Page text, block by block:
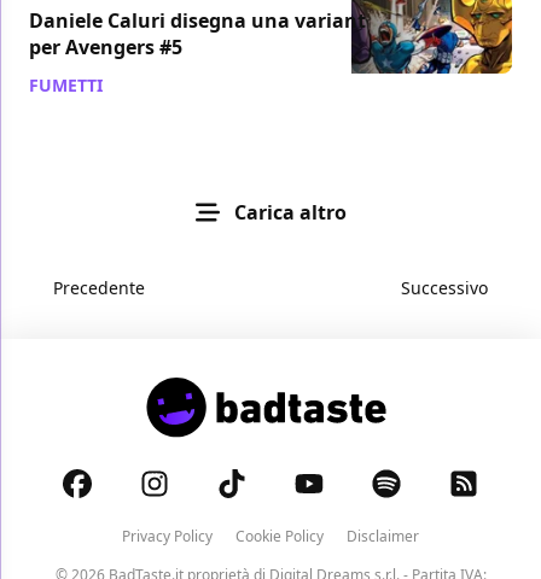
Daniele Caluri disegna una variant
per Avengers #5
FUMETTI
Carica altro
Precedente Successivo
Privacy Policy Cookie Policy
Disclaimer
© 2026 BadTaste.it proprietà di Digital Dreams s.r.l. - Partita IVA: